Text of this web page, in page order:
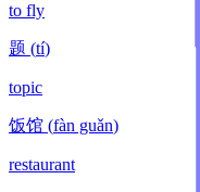
to fly
题 (tí)
topic
饭馆 (fàn guǎn)
restaurant